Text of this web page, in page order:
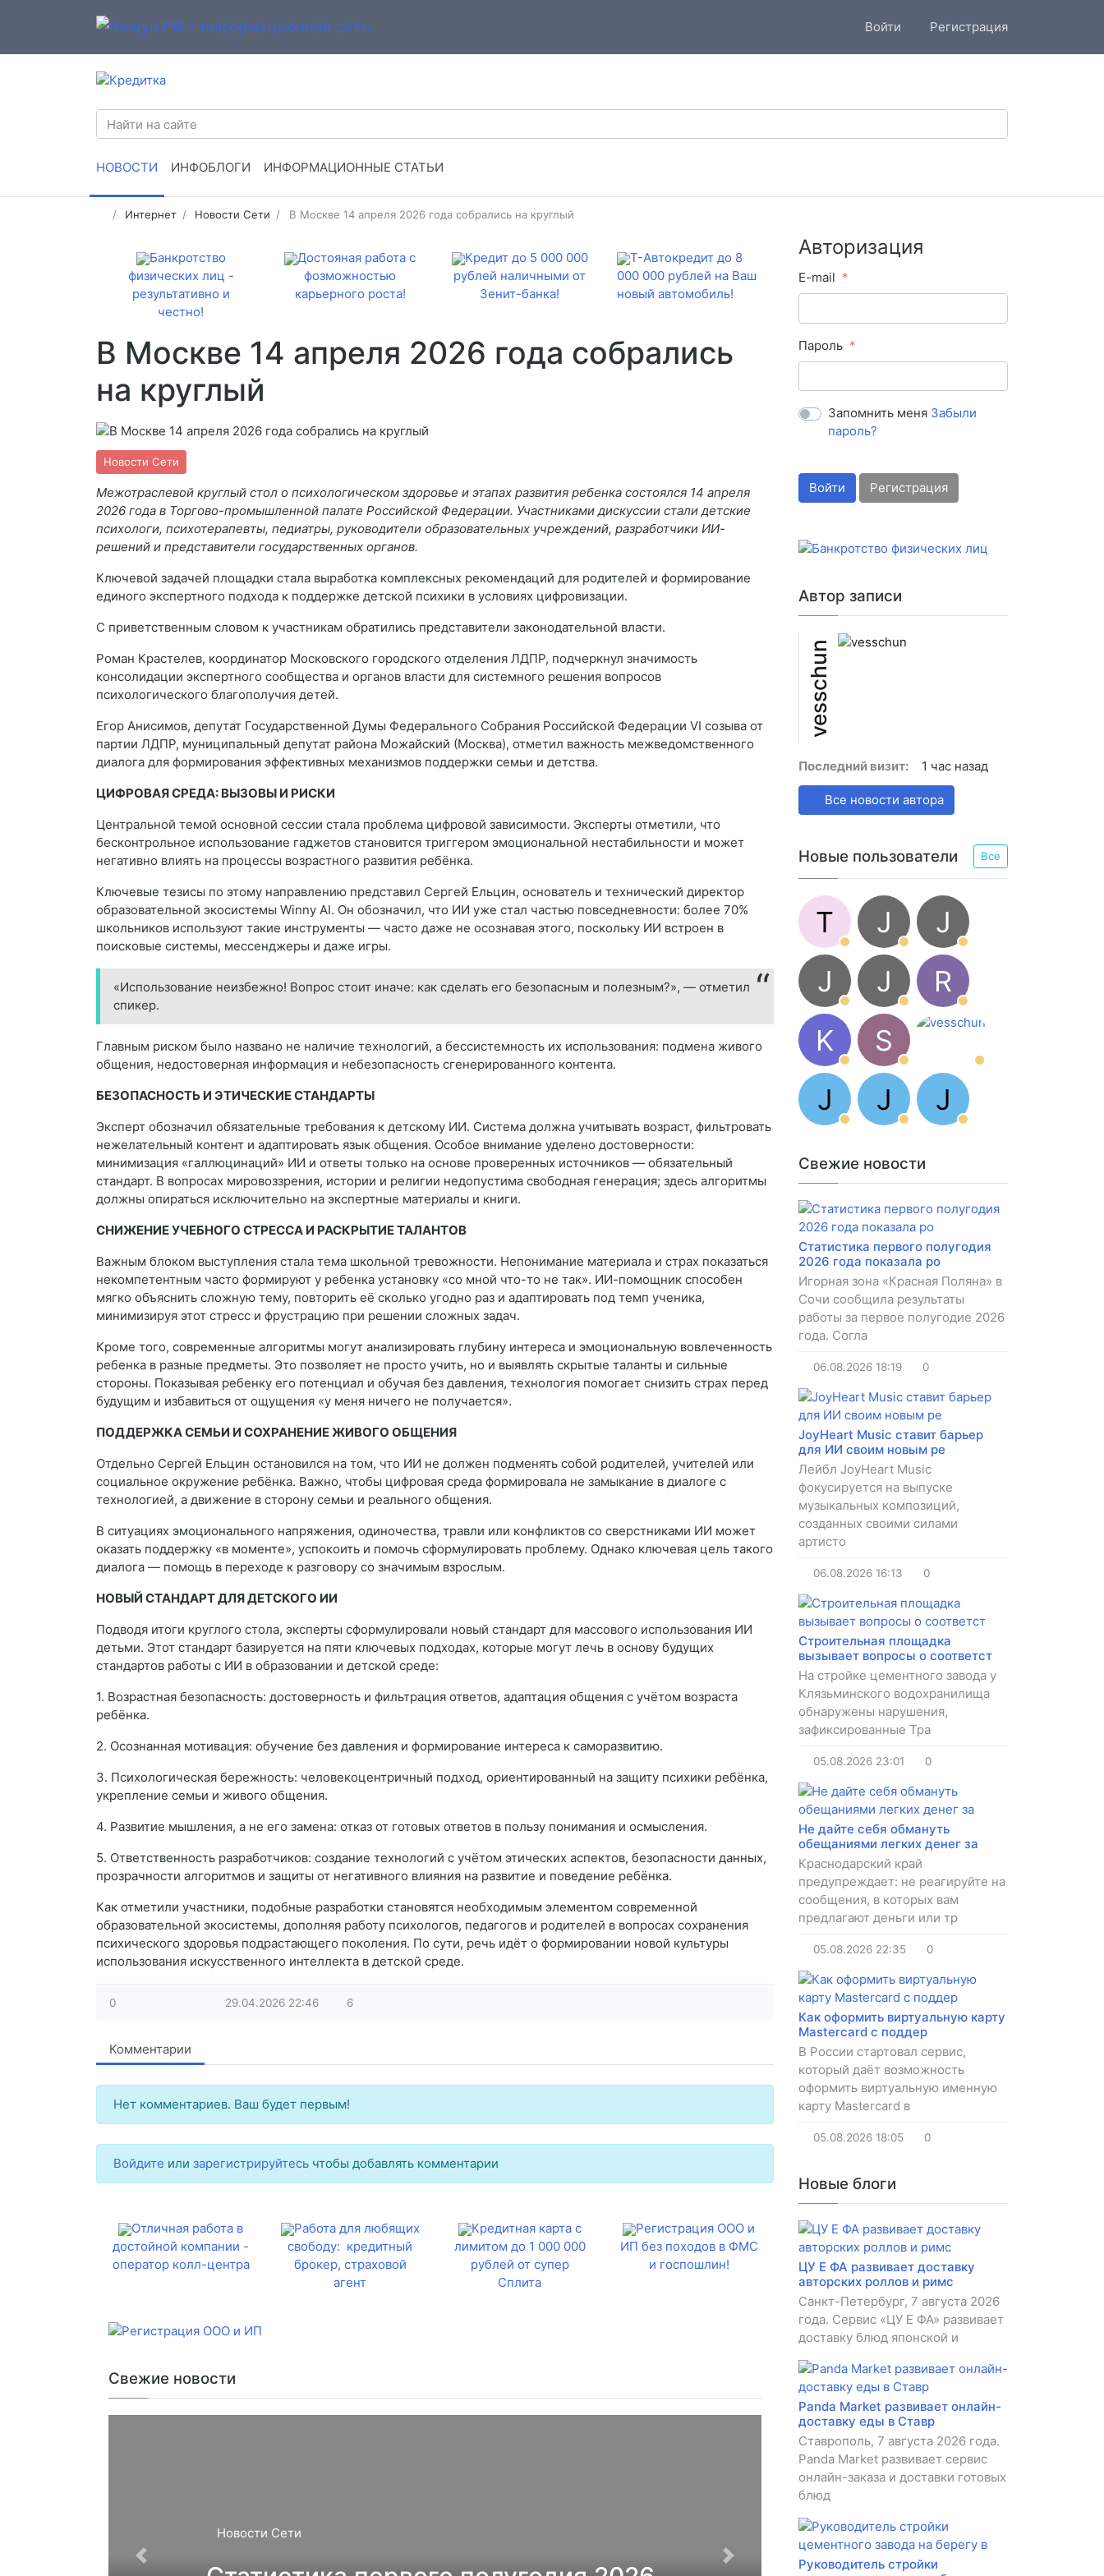
Войти Регистрация
НОВОСТИ ИНФОБЛОГИ ИНФОРМАЦИОННЫЕ СТАТЬИ
Интернет Новости Сети В Москве 14 апреля 2026 года собрались на круглый
Банкротство
физических лиц -
результативно и
честно!
Достояная работа с
фозможностью
карьерного роста!
Кредит до 5 000 000
рублей наличными от
Зенит-банка!
Т-Автокредит до 8
000 000 рублей на Ваш
новый автомобиль!
В Москве 14 апреля 2026 года собрались
на круглый
Новости Сети
Межотраслевой круглый стол о психологическом здоровье и этапах развития ребенка состоялся 14 апреля
2026 года в Торгово-промышленной палате Российской Федерации. Участниками дискуссии стали детские
психологи, психотерапевты, педиатры, руководители образовательных учреждений, разработчики ИИ-
решений и представители государственных органов.
Ключевой задачей площадки стала выработка комплексных рекомендаций для родителей и формирование
единого экспертного подхода к поддержке детской психики в условиях цифровизации.
С приветственным словом к участникам обратились представители законодательной власти.
Роман Крастелев, координатор Московского городского отделения ЛДПР, подчеркнул значимость
консолидации экспертного сообщества и органов власти для системного решения вопросов
психологического благополучия детей.
Егор Анисимов, депутат Государственной Думы Федерального Собрания Российской Федерации VI созыва от
партии ЛДПР, муниципальный депутат района Можайский (Москва), отметил важность межведомственного
диалога для формирования эффективных механизмов поддержки семьи и детства.
ЦИФРОВАЯ СРЕДА: ВЫЗОВЫ И РИСКИ
Центральной темой основной сессии стала проблема цифровой зависимости. Эксперты отметили, что
бесконтрольное использование гаджетов становится триггером эмоциональной нестабильности и может
негативно влиять на процессы возрастного развития ребёнка.
Ключевые тезисы по этому направлению представил Сергей Ельцин, основатель и технический директор
образовательной экосистемы Winny AI. Он обозначил, что ИИ уже стал частью повседневности: более 70%
школьников используют такие инструменты — часто даже не осознавая этого, поскольку ИИ встроен в
поисковые системы, мессенджеры и даже игры.
«Использование неизбежно! Вопрос стоит иначе: как сделать его безопасным и полезным?», — отметил
спикер.
Главным риском было названо не наличие технологий, а бессистемность их использования: подмена живого
общения, недостоверная информация и небезопасность сгенерированного контента.
БЕЗОПАСНОСТЬ И ЭТИЧЕСКИЕ СТАНДАРТЫ
Эксперт обозначил обязательные требования к детскому ИИ. Система должна учитывать возраст, фильтровать
нежелательный контент и адаптировать язык общения. Особое внимание уделено достоверности:
минимизация «галлюцинаций» ИИ и ответы только на основе проверенных источников — обязательный
стандарт. В вопросах мировоззрения, истории и религии недопустима свободная генерация; здесь алгоритмы
должны опираться исключительно на экспертные материалы и книги.
СНИЖЕНИЕ УЧЕБНОГО СТРЕССА И РАСКРЫТИЕ ТАЛАНТОВ
Важным блоком выступления стала тема школьной тревожности. Непонимание материала и страх показаться
некомпетентным часто формируют у ребенка установку «со мной что-то не так». ИИ-помощник способен
мягко объяснить сложную тему, повторить её сколько угодно раз и адаптировать под темп ученика,
минимизируя этот стресс и фрустрацию при решении сложных задач.
Кроме того, современные алгоритмы могут анализировать глубину интереса и эмоциональную вовлеченность
ребенка в разные предметы. Это позволяет не просто учить, но и выявлять скрытые таланты и сильные
стороны. Показывая ребенку его потенциал и обучая без давления, технология помогает снизить страх перед
будущим и избавиться от ощущения «у меня ничего не получается».
ПОДДЕРЖКА СЕМЬИ И СОХРАНЕНИЕ ЖИВОГО ОБЩЕНИЯ
Отдельно Сергей Ельцин остановился на том, что ИИ не должен подменять собой родителей, учителей или
социальное окружение ребёнка. Важно, чтобы цифровая среда формировала не замыкание в диалоге с
технологией, а движение в сторону семьи и реального общения.
В ситуациях эмоционального напряжения, одиночества, травли или конфликтов со сверстниками ИИ может
оказать поддержку «в моменте», успокоить и помочь сформулировать проблему. Однако ключевая цель такого
диалога — помощь в переходе к разговору со значимым взрослым.
НОВЫЙ СТАНДАРТ ДЛЯ ДЕТСКОГО ИИ
Подводя итоги круглого стола, эксперты сформулировали новый стандарт для массового использования ИИ
детьми. Этот стандарт базируется на пяти ключевых подходах, которые могут лечь в основу будущих
стандартов работы с ИИ в образовании и детской среде:
1. Возрастная безопасность: достоверность и фильтрация ответов, адаптация общения с учётом возраста
ребёнка.
2. Осознанная мотивация: обучение без давления и формирование интереса к саморазвитию.
3. Психологическая бережность: человекоцентричный подход, ориентированный на защиту психики ребёнка,
укрепление семьи и живого общения.
4. Развитие мышления, а не его замена: отказ от готовых ответов в пользу понимания и осмысления.
5. Ответственность разработчиков: создание технологий с учётом этических аспектов, безопасности данных,
прозрачности алгоритмов и защиты от негативного влияния на развитие и поведение ребёнка.
Как отметили участники, подобные разработки становятся необходимым элементом современной
образовательной экосистемы, дополняя работу психологов, педагогов и родителей в вопросах сохранения
психического здоровья подрастающего поколения. По сути, речь идёт о формировании новой культуры
использования искусственного интеллекта в детской среде.
0 29.04.2026 22:46 6
Комментарии
Нет комментариев. Ваш будет первым!
Войдите или зарегистрируйтесь чтобы добавлять комментарии
Отличная работа в
достойной компании -
оператор колл-центра
Работа для любящих
свободу: кредитный
брокер, страховой
агент
Кредитная карта с
лимитом до 1 000 000
рублей от супер
Сплита
Регистрация ООО и
ИП без походов в ФМС
и госпошлин!
Свежие новости
Новости Сети
Авторизация
E-mail
Пароль
Запомнить меня Забыли
пароль?
Войти Регистрация
Автор записи
vesschun
Последний визит: 1 час назад
Все новости автора
Новые пользователи Все
T J
J
J
J
R
K
S
J
J J
Свежие новости
Статистика первого полугодия
2026 года показала ро
Игорная зона «Красная Поляна» в
Сочи сообщила результаты
работы за первое полугодие 2026
года. Согла
06.08.2026 18:19 0
JoyHeart Music ставит барьер
для ИИ своим новым ре
Лейбл JoyHeart Music
фокусируется на выпуске
музыкальных композиций,
созданных своими силами
артисто
06.08.2026 16:13 0
Строительная площадка
вызывает вопросы о соответст
На стройке цементного завода у
Клязьминского водохранилища
обнаружены нарушения,
зафиксированные Тра
05.08.2026 23:01 0
Не дайте себя обмануть
обещаниями легких денег за
Краснодарский край
предупреждает: не реагируйте на
сообщения, в которых вам
предлагают деньги или тр
05.08.2026 22:35 0
Как оформить виртуальную карту
Mastercard с поддер
В России стартовал сервис,
который даёт возможность
оформить виртуальную именную
карту Mastercard в
05.08.2026 18:05 0
Новые блоги
ЦУ Е ФА развивает доставку
авторских роллов и римс
Санкт-Петербург, 7 августа 2026
года. Сервис «ЦУ Е ФА» развивает
доставку блюд японской и
Panda Market развивает онлайн-
доставку еды в Ставр
Ставрополь, 7 августа 2026 года.
Panda Market развивает сервис
онлайн-заказа и доставки готовых
блюд
Руководитель стройки